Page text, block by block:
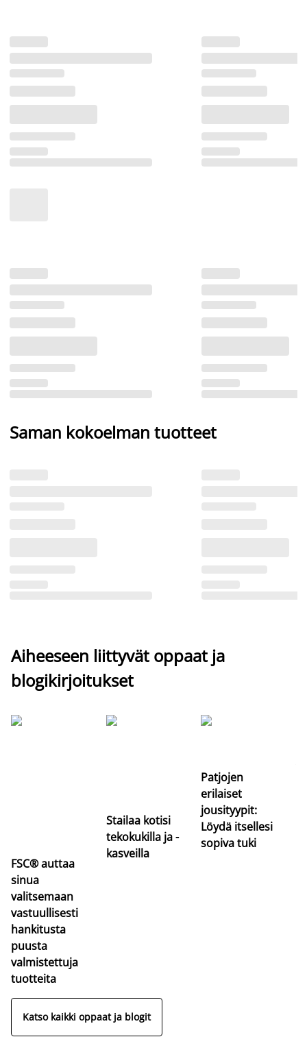
Saman kokoelman tuotteet
Aiheeseen liittyvät oppaat ja
blogikirjoitukset
FSC® auttaa
sinua
valitsemaan
vastuullisesti
hankitusta
puusta
valmistettuja
tuotteita
Stailaa kotisi
tekokukilla ja -
kasveilla
Patjojen
erilaiset
jousityypit:
Löydä itsellesi
sopiva tuki
Katso kaikki oppaat ja blogit